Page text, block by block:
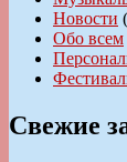
Новости
Обо всем
Свежие